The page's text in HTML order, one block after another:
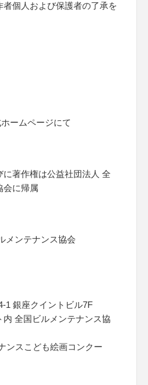
個人および保護者の了承を
ームページにて
著作権は公益社団法人 全
会に帰属
メンテナンス協会
1 銀座クイントビル7F
全国ビルメンテナンス協
ンスこども絵画コンクー